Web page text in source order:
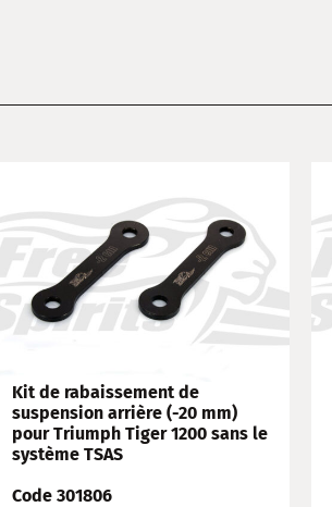
Kit de rabaissement de
suspension arrière (-20 mm)
pour Triumph Tiger 1200 sans le
système TSAS
Code 301806